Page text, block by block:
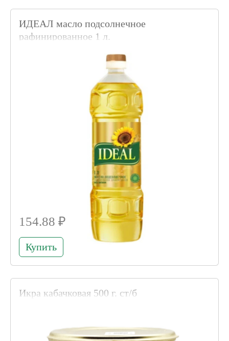
ИДЕАЛ масло подсолнечное
рафинированное 1 л.
154.88 ₽
Купить
Икра кабачковая 500 г. ст/б